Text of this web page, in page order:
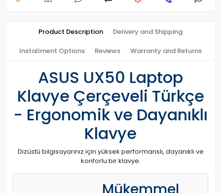
Product Description Delivery and Shipping
Installment Options Reviews Warranty and Returns
ASUS UX50 Laptop
Klavye Çerçeveli Türkçe
- Ergonomik ve Dayanıklı
Klavye
Dizüstü bilgisayarınız için yüksek performanslı, dayanıklı ve
konforlu bir klavye.